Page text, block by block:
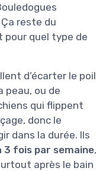
reste du
pour quel type de
d’écarter le poil
peau, ou de
qui flippent
donc le
dans la durée. Ils
3 fois par semaine,
après le bain